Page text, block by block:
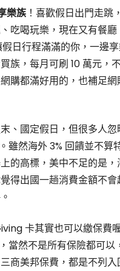
樂族 ！喜歡假日出門走跳
吃喝玩樂，現在又有餐
日行程滿滿的你，一邊
族，每月可刷 10 萬元，
購都滿好用的，也補足
、國定假日，但很多人
雖然海外 3% 回饋並不算
的高標，美中不足的是
得出國一趟消費金額不會
卡其實也可以繳保費
當然不是所有保險都可以
商美邦保費，都是不列